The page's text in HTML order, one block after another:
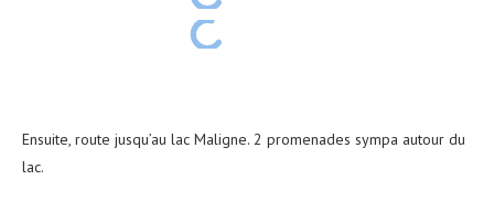
Ensuite, route jusqu’au lac Maligne. 2 promenades sympa autour du
lac.